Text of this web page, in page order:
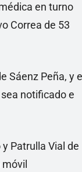
en turno
Correa de 53
Sáenz Peña, y
notificado e
Patrulla Vial de